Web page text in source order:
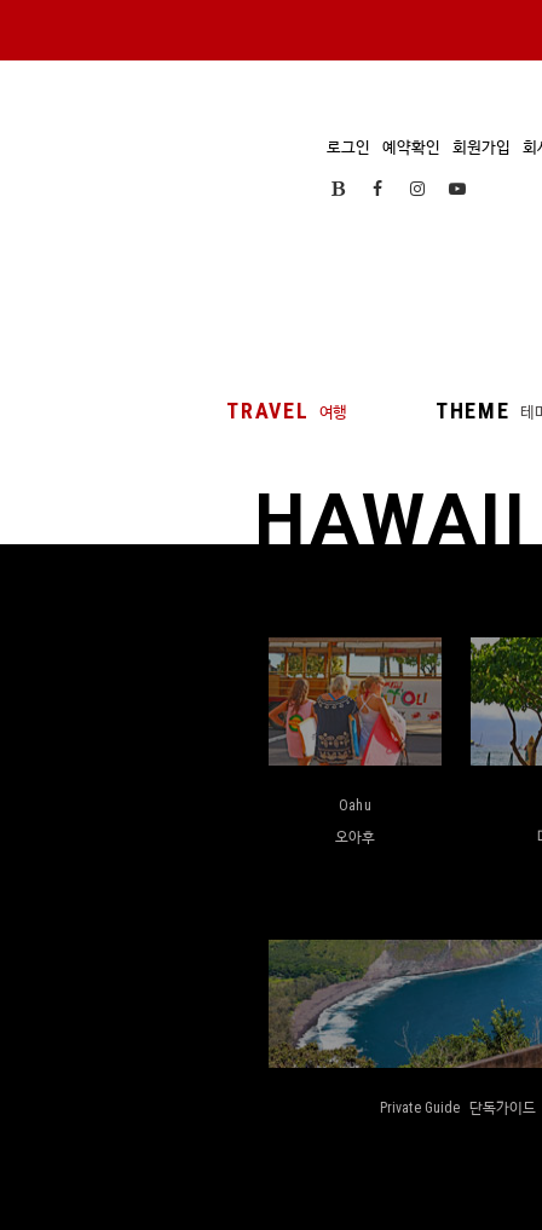
로그인 예약확인 회원가입 회
TRAVEL 여행 THEME 테
HAWAII
Oahu
오아후
Private Guide 단독가이드